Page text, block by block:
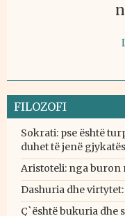
FILOZOFI
Sokrati: pse është
duhet të jenë
Aristoteli: nga buron
Dashuria dhe
Ç`është bukuria dhe